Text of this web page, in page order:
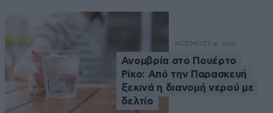
ΚΟΣΜΟΣ 1 ω. πριν
Ανομβρία στο Πουέρτο
Ρίκο: Από την Παρασκευή
ξεκινά η διανομή νερού με
δελτίο